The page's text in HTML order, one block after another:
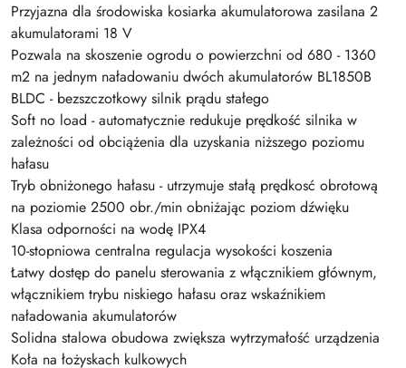
Przyjazna dla środowiska kosiarka akumulatorowa zasilana 2
akumulatorami 18 V
Pozwala na skoszenie ogrodu o powierzchni od 680 - 1360
m2 na jednym naładowaniu dwóch akumulatorów BL1850B
BLDC - bezszczotkowy silnik prądu stałego
Soft no load - automatycznie redukuje prędkość silnika w
zależności od obciążenia dla uzyskania niższego poziomu
hałasu
Tryb obniżonego hałasu - utrzymuje stałą prędkosć obrotową
na poziomie 2500 obr./min obniżając poziom dźwięku
Klasa odporności na wodę IPX4
10-stopniowa centralna regulacja wysokości koszenia
Łatwy dostęp do panelu sterowania z włącznikiem głównym,
włącznikiem trybu niskiego hałasu oraz wskaźnikiem
naładowania akumulatorów
Solidna stalowa obudowa zwiększa wytrzymałość urządzenia
Koła na łożyskach kulkowych